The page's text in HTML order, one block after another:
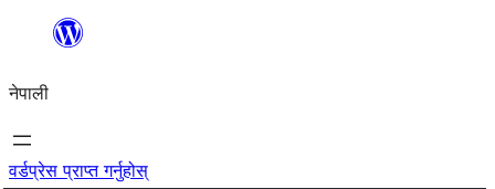
सामग्रीमा
नेपाली
वर्डप्रेस प्राप्त गर्नुहोस्